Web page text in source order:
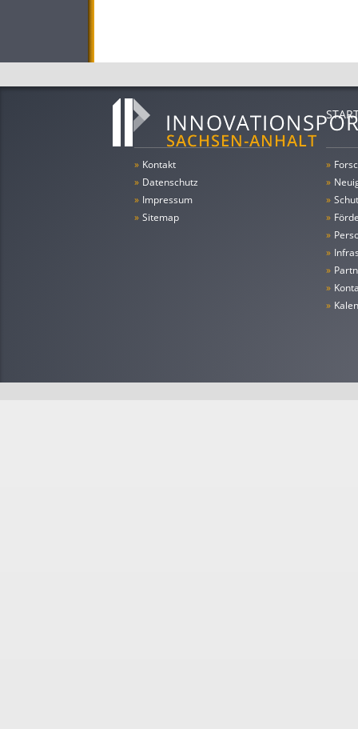
» Kontakt
» Datenschutz
» Impressum
» Sitemap
»
»
»
»
»
»
»
»
»